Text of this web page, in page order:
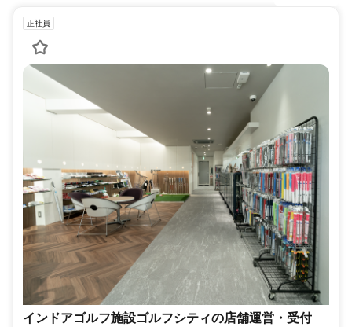
正社員
インドアゴルフ施設ゴルフシティの店舗運営・受付